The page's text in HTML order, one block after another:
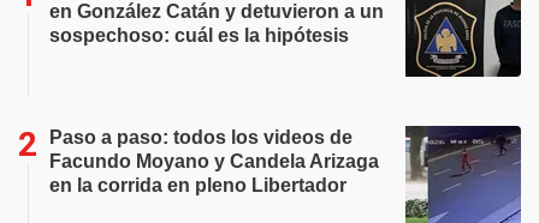
en González Catán y detuvieron a un
sospechoso: cuál es la hipótesis
Paso a paso: todos los videos de
Facundo Moyano y Candela Arizaga
en la corrida en pleno Libertador